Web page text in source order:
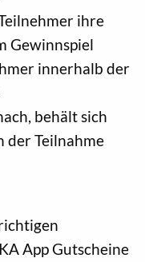
ihre
Gewinnspiel
innerhalb der
behält sich
der Teilnahme
App Gutscheine